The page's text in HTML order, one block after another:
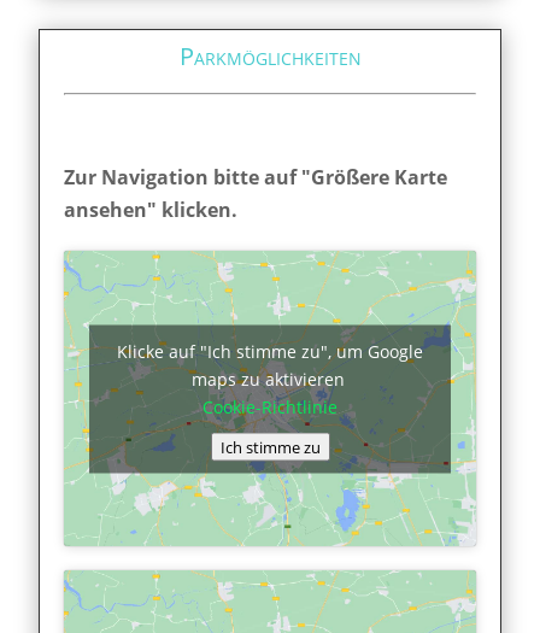
Parkmöglichkeiten
Zur Navigation bitte auf "Größere Karte
ansehen" klicken.
Klicke auf "Ich stimme zu", um Google
maps zu aktivieren
Cookie-Richtlinie
Ich stimme zu